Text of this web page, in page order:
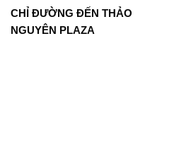
CHỈ ĐƯỜNG ĐẾN THẢO
NGUYÊN PLAZA